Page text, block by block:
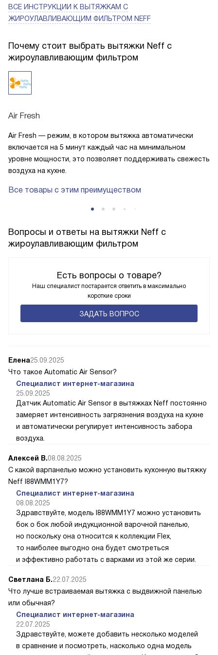
воздуховод и обратный клапан сделали монтаж гибким,
установщики не жаловались.
наполнился запахом, включила интенсивный режим и
через считанные минуты запах почти исчез — гости даже
первом семейном ужине: включила мягкий свет,
действительно делает кухню комфортнее!
ВСЕ ИНСТРУКЦИИ К ВЫТЯЖКАМ С
ЖИРОУЛАВЛИВАЮЩИМ ФИЛЬТРОМ NEFF
Почему стоит выбрать вытяжки Neff с
жироулавливающим фильтром
Air Fresh
Air Fresh — режим, в котором вытяжка автоматически
включается на 5 минут каждый час на минимальном
уровне мощности, это позволяет поддерживать свежесть
воздуха на кухне.
Все товары с этим преимуществом
Вопросы и ответы на вытяжки Neff с
жироулавливающим фильтром
Есть вопросы о товаре?
Наш специалист постарается ответить в максимально
короткие сроки
ЗАДАТЬ ВОПРОС
Елена25.09.2025
Что такое Automatic Air Sensor?
Специалист интернет-магазина
25.09.2025
Датчик Automatic Air Sensor в вытяжках Neff постоянно
замеряет интенсивность загрязнения воздуха на кухне
и автоматически регулирует интенсивность забора
воздуха.
Алексей В.08.08.2025
С какой варпанелью можно установить кухонную вытяжку
Neff I88WMM1Y7?
Специалист интернет-магазина
08.08.2025
Здравствуйте, модель I88WMM1Y7 можно установить
бок о бок любой индукционной варочной панелью,
но поскольку она относится к коллекции Flex,
то наиболее выгодно она будет смотреться
и эффективно работать с варками из этой же серии.
Светлана Б.22.07.2025
Что лучше встраиваемая вытяжка с выдвижной панелью
или обычная?
Специалист интернет-магазина
22.07.2025
Здравствуйте, можете добавить несколько моделей
в сравнение и посмотреть, насколько одна модель